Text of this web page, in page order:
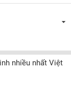
nhiều nhất Việt